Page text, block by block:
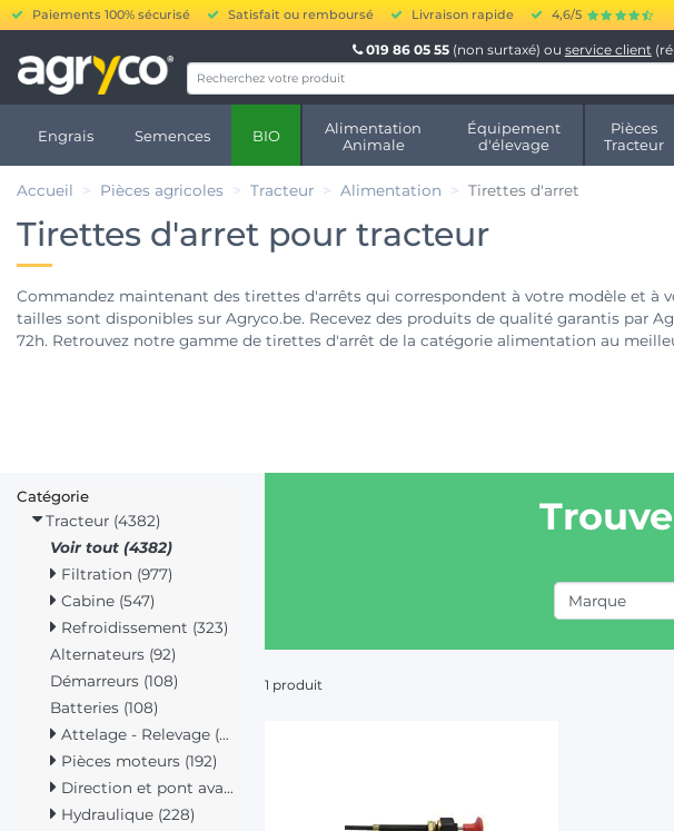
Paiements 100% sécurisé Satisfait ou remboursé Livraison rapide 4,6/5
019 86 05 55 (non surtaxé) ou service client
Engrais Semences BIO
Alimentation
Animale
Équipement
d'élevage
Pièces
Tracteur
Accueil Pièces agricoles Tracteur Alimentation Tirettes d'arret
Tirettes d'arret pour tracteur
Commandez maintenant des tirettes d'arrêts qui correspondent à votre modèle et à
tailles sont disponibles sur Agryco.be. Recevez des produits de qualité garantis par
72h. Retrouvez notre gamme de tirettes d'arrêt de la catégorie alimentation au
Catégorie
Tracteur (4382)
Voir tout (4382)
Filtration (977)
Cabine (547)
Refroidissement (323)
Alternateurs (92)
Démarreurs (108)
Batteries (108)
Attelage - Relevage (315)
Pièces moteurs (192)
Direction et pont avant (125)
Hydraulique (228)
Marque
1 produit